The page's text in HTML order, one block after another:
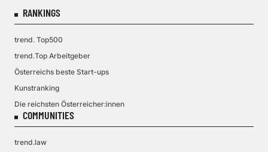
RANKINGS
trend. Top500
trend.Top Arbeitgeber
Österreichs beste Start-ups
Kunstranking
Die reichsten Österreicher:innen
COMMUNITIES
trend.law